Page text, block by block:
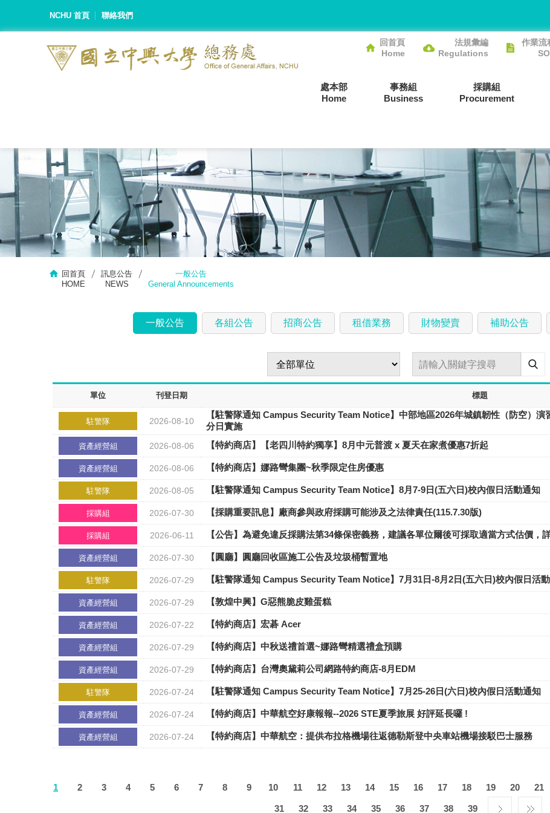
NCHU 首頁 聯絡我們
回首頁
Home
法規彙編
Regulations
作業流
處本部
Home
事務組
Business
採購組
Procurement
回首頁
HOME
訊息公告
NEWS
一般公告
General Announcements
一般公告 各組公告 招商公告 租借業務 財物變賣 補助公告
單位 刊登日期 標題
駐警隊 2026-08-10
【駐警隊通知 Campus Security Team Notice】中部地區2026年城鎮韌性（防空）
分日實施
資產經營組 2026-08-06 【特約商店】【老四川特約獨享】8月中元普渡 x 夏天在家煮優惠7折起
資產經營組 2026-08-06 【特約商店】娜路彎集團~秋季限定住房優惠
駐警隊 2026-08-05 【駐警隊通知 Campus Security Team Notice】8月7-9日(五六日)校內假日活動通知
採購組 2026-07-30 【採購重要訊息】廠商參與政府採購可能涉及之法律責任(115.7.30版)
採購組 2026-06-11 【公告】為避免違反採購法第34條保密義務，建議各單位爾後可採取適當方式估價，
資產經營組 2026-07-30 【圓廳】圓廳回收區施工公告及垃圾桶暫置地
駐警隊 2026-07-29 【駐警隊通知 Campus Security Team Notice】7月31日-8月2日(五六日)校內假日活
資產經營組 2026-07-29 【敦煌中興】G惡熊脆皮雞蛋糕
資產經營組 2026-07-22 【特約商店】宏碁 Acer
資產經營組 2026-07-29 【特約商店】中秋送禮首選~娜路彎精選禮盒預購
資產經營組 2026-07-29 【特約商店】台灣奧黛莉公司網路特約商店-8月EDM
駐警隊 2026-07-24 【駐警隊通知 Campus Security Team Notice】7月25-26日(六日)校內假日活動通知
資產經營組 2026-07-24 【特約商店】中華航空好康報報--2026 STE夏季旅展 好評延長囉 !
資產經營組 2026-07-24 【特約商店】中華航空：提供布拉格機場往返德勒斯登中央車站機場接駁巴士服務
1 2 3 4 5 6 7 8 9 10 11 12 13 14 15 16 17 18 19 20 21
31 32 33 34 35 36 37 38 39